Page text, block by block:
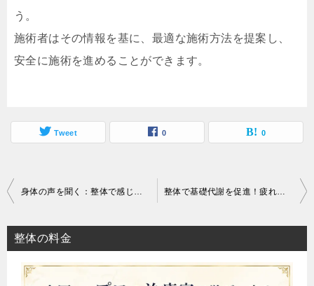
う。
施術者はその情報を基に、最適な施術方法を提案し、
安全に施術を進めることができます。
Tweet 0 0
投
ナ
ビ
整体の料金